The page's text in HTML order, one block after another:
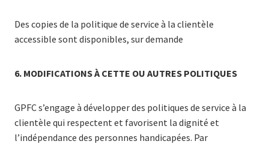
Des copies de la politique de service à la clientèle
accessible sont disponibles, sur demande
6. MODIFICATIONS À CETTE OU AUTRES POLITIQUES
GPFC s’engage à développer des politiques de service à la
clientèle qui respectent et favorisent la dignité et
l’indépendance des personnes handicapées. Par